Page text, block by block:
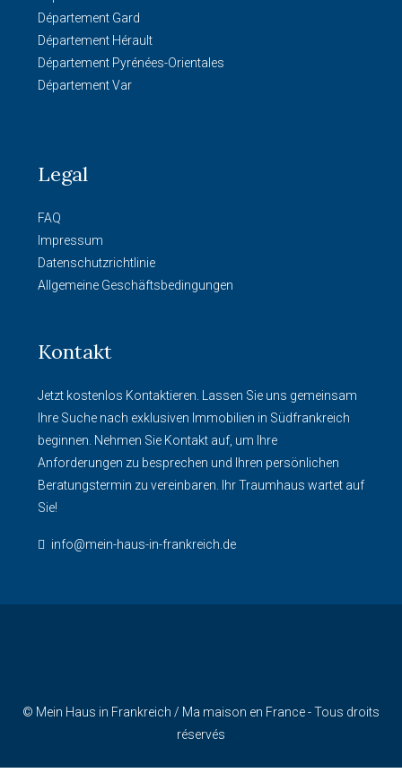
Département Gard
Département Hérault
Département Pyrénées-Orientales
Département Var
Legal
FAQ
Impressum
Datenschutzrichtlinie
Allgemeine Geschäftsbedingungen
Kontakt
Jetzt kostenlos Kontaktieren. Lassen Sie uns gemeinsam
Ihre Suche nach exklusiven Immobilien in Südfrankreich
beginnen. Nehmen Sie Kontakt auf, um Ihre
Anforderungen zu besprechen und Ihren persönlichen
Beratungstermin zu vereinbaren. Ihr Traumhaus wartet auf
Sie!
info@mein-haus-in-frankreich.de
© Mein Haus in Frankreich / Ma maison en France - Tous droits
réservés